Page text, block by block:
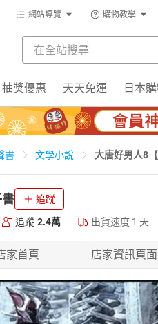
網站導覽 購物教學
抽獎優惠 天天免運 日本
書 文學小說 大唐好男人8【
追蹤
追蹤 2.4萬 出貨速度 1 天
家首頁 店家資訊頁面